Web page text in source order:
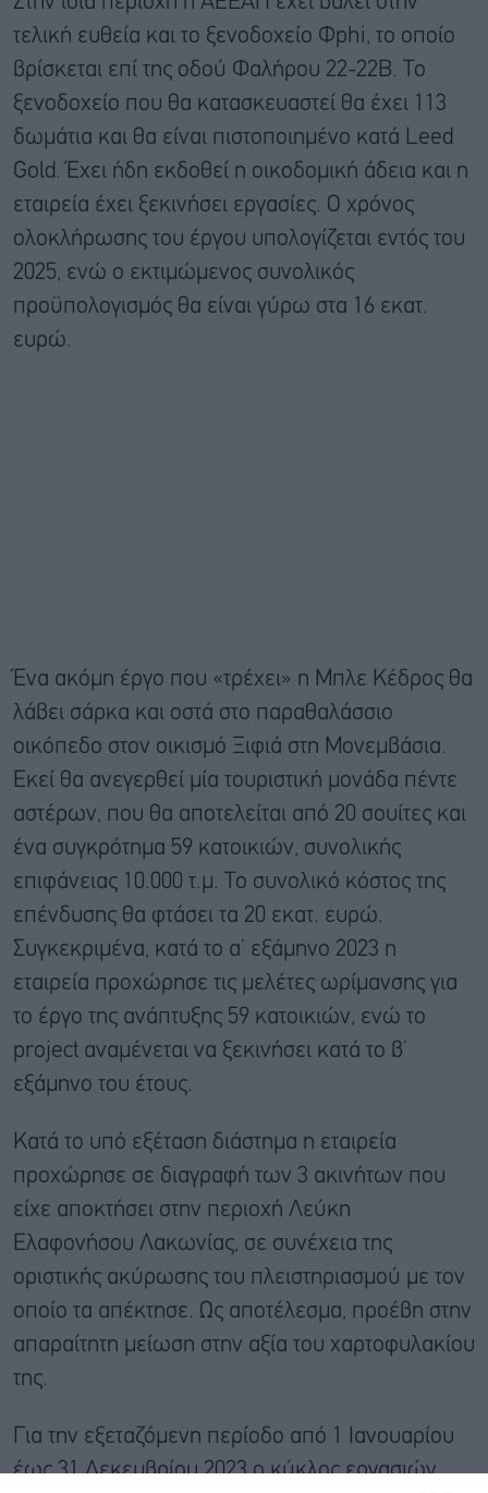
τελική ευθεία και το ξενοδοχείο Φphi, το οποίο
βρίσκεται επί της οδού Φαλήρου 22-22Β. Το
ξενοδοχείο που θα κατασκευαστεί θα έχει 113
δωμάτια και θα είναι πιστοποιημένο κατά Leed
Gold. Έχει ήδη εκδοθεί η οικοδομική άδεια και η
εταιρεία έχει ξεκινήσει εργασίες. Ο χρόνος
ολοκλήρωσης του έργου υπολογίζεται εντός του
2025, ενώ ο εκτιμώμενος συνολικός
προϋπολογισμός θα είναι γύρω στα 16 εκατ.
ευρώ.
Ένα ακόμη έργο που «τρέχει» η Μπλε Κέδρος θα
λάβει σάρκα και οστά στο παραθαλάσσιο
οικόπεδο στον οικισμό Ξιφιά στη Μονεμβάσια.
Εκεί θα ανεγερθεί μία τουριστική μονάδα πέντε
αστέρων, που θα αποτελείται από 20 σουίτες και
ένα συγκρότημα 59 κατοικιών, συνολικής
επιφάνειας 10.000 τ.μ. Το συνολικό κόστος της
επένδυσης θα φτάσει τα 20 εκατ. ευρώ.
Συγκεκριμένα, κατά το α’ εξάμηνο 2023 η
εταιρεία προχώρησε τις μελέτες ωρίμανσης για
το έργο της ανάπτυξης 59 κατοικιών, ενώ το
project αναμένεται να ξεκινήσει κατά το β’
εξάμηνο του έτους.
Κατά το υπό εξέταση διάστημα η εταιρεία
προχώρησε σε διαγραφή των 3 ακινήτων που
είχε αποκτήσει στην περιοχή Λεύκη
Ελαφονήσου Λακωνίας, σε συνέχεια της
οριστικής ακύρωσης του πλειστηριασμού με τον
οποίο τα απέκτησε. Ως αποτέλεσμα, προέβη στην
απαραίτητη μείωση στην αξία του χαρτοφυλακίου
της.
Για την εξεταζόμενη περίοδο από 1 Ιανουαρίου
έως 31 Δεκεμβρίου 2023 ο κύκλος εργασιών